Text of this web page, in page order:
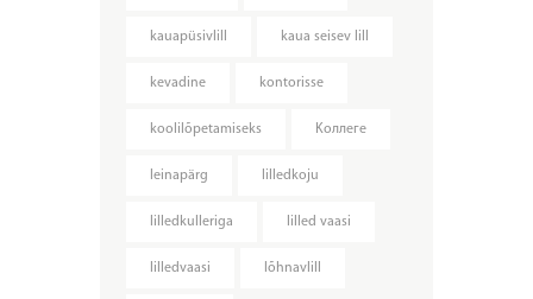
kauapüsivlill kaua seisev lill
kevadine kontorisse
koolilõpetamiseks Kоллеге
leinapärg lilledkoju
lilledkulleriga lilled vaasi
lilledvaasi lõhnavlill